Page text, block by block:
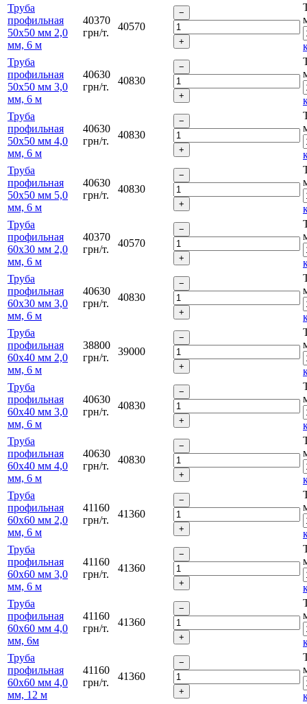
Труба
профильная
50х50 мм 2,0
мм, 6 м
40370
грн/т.
40570
Труба
профильная
50х50 мм 3,0
мм, 6 м
40630
грн/т.
40830
Труба
профильная
50х50 мм 4,0
мм, 6 м
40630
грн/т.
40830
Труба
профильная
50х50 мм 5,0
мм, 6 м
40630
грн/т.
40830
Труба
профильная
60х30 мм 2,0
мм, 6 м
40370
грн/т.
40570
Труба
профильная
60х30 мм 3,0
мм, 6 м
40630
грн/т.
40830
Труба
профильная
60х40 мм 2,0
мм, 6 м
38800
грн/т.
39000
Труба
профильная
60х40 мм 3,0
мм, 6 м
40630
грн/т.
40830
Труба
профильная
60х40 мм 4,0
мм, 6 м
40630
грн/т.
40830
Труба
профильная
60х60 мм 2,0
мм, 6 м
41160
грн/т.
41360
Труба
профильная
60х60 мм 3,0
мм, 6 м
41160
грн/т.
41360
Труба
профильная
60х60 мм 4,0
мм, 6м
41160
грн/т.
41360
Труба
профильная
60х60 мм 4,0
мм, 12 м
41160
грн/т.
41360